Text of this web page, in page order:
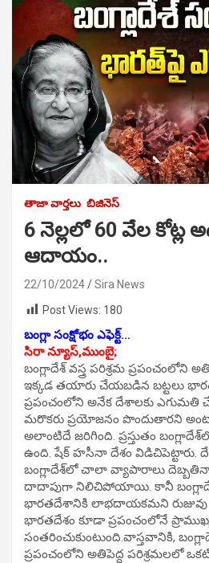
తాజా వార్తలు బిజినెస్
6 నెల్లలో 60 వేల కోట్ల
ఆదాయం..
22/10/2024
Sira News
Post Views: 180
బంగ్లా సంక్షోభం ఎఫెక్ట్…
సిరా న్యూస్,ముంబై;
బంగ్లాదేశ్ వస్త్ర పరిశ్రమ ప్రపంచంలోని
ఇక్కడ తయారు చేయబడిన బట్టలు
ప్రపంచంలోని అనేక దేశాలకు
మరొకరు ప్రయోజనం పొందుతారని
అలాంటిదే జరిగింది. ప్రస్తుతం
ఉంది. షేక్ హసీనా దేశం విడిచిపెట్టారు.
బంగ్లాదేశ్‌లో చాలా వ్యాపారాలు
దాదాపుగా నిలిచిపోయాయి. కానీ బంగ్లాదేశ్
భారతదేశానికి లాభదాయకమని రుజువు
భారతదేశం కూడా ప్రపంచంలోనే
సంతరించుకుంటుంది.వాస్తవానికి,
ప్రపంచంలోని అతిపెద్ద పరిశ్రమలలో